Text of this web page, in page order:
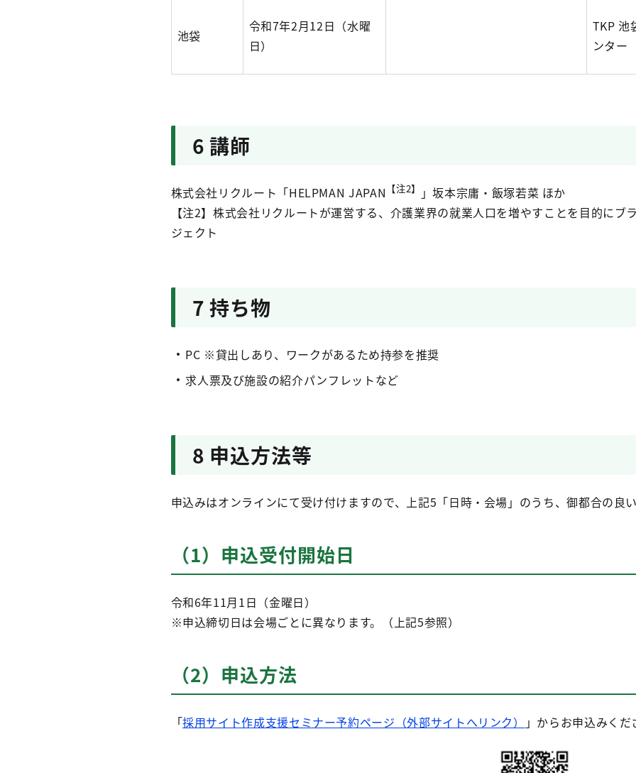
池袋
令和7年2月12日（水曜
日）
TKP 池
ンター
6 講師
株式会社リクルート「HELPMAN JAPAN 【注2】
」坂本宗庸・飯塚若菜 ほか
【注2】株式会社リクルートが運営する、介護業界の就業人口を増やすことを目的に
ジェクト
7 持ち物
PC ※貸出しあり、ワークがあるため持参を推奨
求人票及び施設の紹介パンフレットなど
8 申込方法等
申込みはオンラインにて受け付けますので、上記5「日時・会場」のうち、御都合の良
（1）申込受付開始日
令和6年11月1日（金曜日）
※申込締切日は会場ごとに異なります。（上記5参照）
（2）申込方法
「採用サイト作成支援セミナー予約ページ（外部サイトへリンク） 」からお申込みくだ